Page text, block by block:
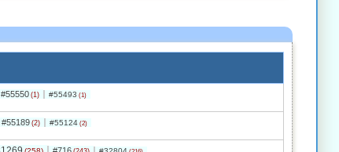
#55550 (1) #55493 (1)
#55189 (2) #55124 (2)